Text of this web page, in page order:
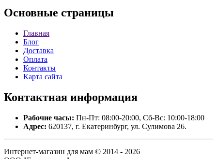
Основные страницы
Главная
Блог
Доставка
Оплата
Контакты
Карта сайта
Контактная информация
Рабочие часы: Пн-Пт: 08:00-20:00, Сб-Вс: 10:00-18:00
Адрес: 620137, г. Екатеринбург, ул. Сулимова 26.
Интернет-магазин для мам © 2014 - 2026